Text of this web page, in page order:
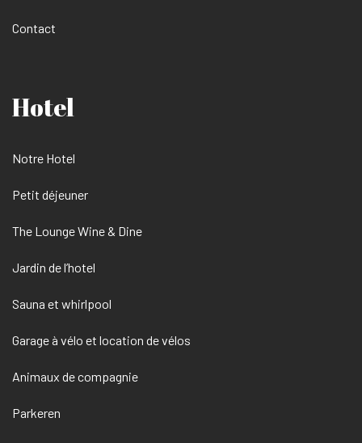
Contact
Hotel
Notre Hotel
Petit déjeuner
The Lounge Wine & Dine
Jardin de l’hotel
Sauna et whirlpool
Garage à vélo et location de vélos
Animaux de compagnie
Parkeren